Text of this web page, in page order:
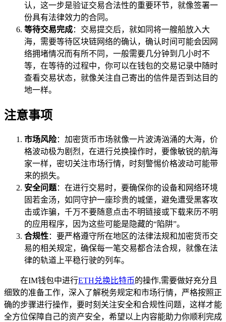
认，这一步是验证交易合法性的重要环节，就像签署一
份具有法律效力的合同。
等待交易完成：交易提交后，就如同将一艘船放入大
海，需要等待区块链网络的确认，确认时间可能会因网
络拥堵情况而有所不同，一般需要几分钟到几小时不
等，在等待的过程中，你可以在钱包的交易记录中随时
查看交易状态，就像关注自己寄出的信件是否到达目的
地一样。
注意事项
市场风险：加密货币市场就像一片波涛汹涌的大海，价
格波动极为剧烈，在进行兑换操作时，要像敏锐的航海
家一样，密切关注市场行情，时刻警惕价格波动可能带
来的损失。
安全问题：在进行交易时，要确保你的设备和网络环境
固若金汤，如同守护一座珍贵的城堡，避免遭受黑客攻
击或诈骗，千万不要随意点击不明链接或下载来历不明
的应用程序，因为这些可能是隐藏的“陷阱”。
合规性：要严格遵守所在地区的法律法规和加密货币交
易的相关规定，确保每一笔交易都合法合规，就像在法
律的轨道上平稳行驶的列车。
在IM钱包中进行ETH兑换比特币的操作,需要做好充分且
细致的准备工作，深入了解税务规定和市场行情，严格按照正
确的步骤进行操作，要时刻关注安全和合规性问题，这样才能
全方位保障自己的资产安全，希望以上内容能助力你顺利完成